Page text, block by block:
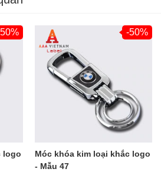
logo
-50%
Móc khóa kim loại khắc logo
- Mẫu 47